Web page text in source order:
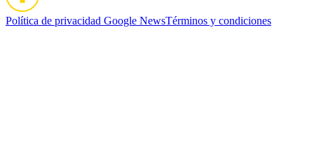
Política de privacidad Google NewsTérminos y condiciones